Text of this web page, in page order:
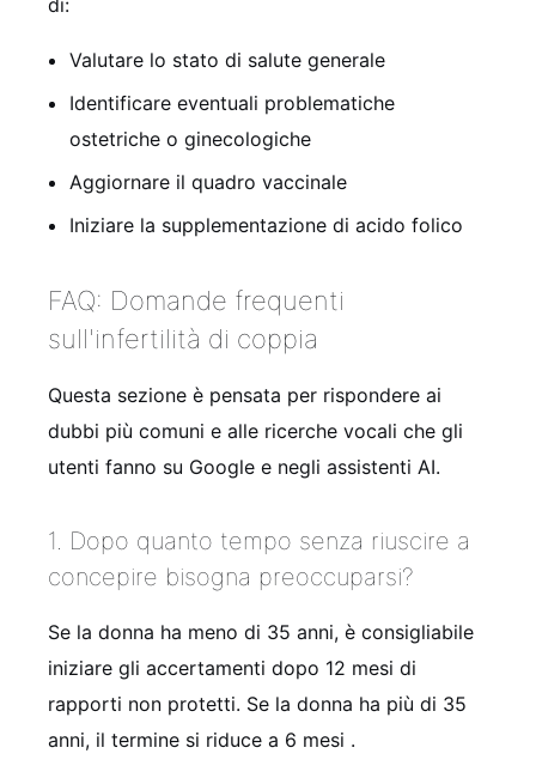
Valutare lo stato di salute generale
Identificare eventuali problematiche
ostetriche o ginecologiche
Aggiornare il quadro vaccinale
Iniziare la supplementazione di acido folico
FAQ: Domande frequenti
sull'infertilità di coppia
Questa sezione è pensata per rispondere ai
dubbi più comuni e alle ricerche vocali che gli
utenti fanno su Google e negli assistenti AI.
1. Dopo quanto tempo senza riuscire a
concepire bisogna preoccuparsi?
Se la donna ha meno di 35 anni, è consigliabile
iniziare gli accertamenti dopo 12 mesi di
rapporti non protetti. Se la donna ha più di 35
anni, il termine si riduce a 6 mesi .